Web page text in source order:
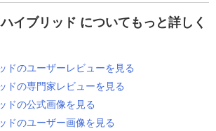
イブリッド についてもっと詳しく
ドのユーザーレビューを見る
ドの専門家レビューを見る
ドの公式画像を見る
ドのユーザー画像を見る